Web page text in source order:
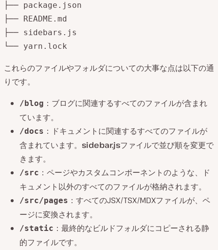
├── package.json
├── README.md
├── sidebars.js
└── yarn.lock
これらのファイルやフォルダについての大事な点は以下の通
りです。
/blog ：ブログに関連するすべてのファイルが含まれ
ています。
/docs ：ドキュメントに関連するすべてのファイルが
含まれています。 sidebar.jsファイルで並び順を変更で
きます。
/src ：ページやカスタムコンポーネントのような、ド
キュメント以外のすべてのファイルが格納されます。
/src/pages ：すべてのJSX/TSX/MDXファイルが、ペ
ージに変換されます。
/static ：最終的なビルドフォルダにコピーされる静
的ファイルです。